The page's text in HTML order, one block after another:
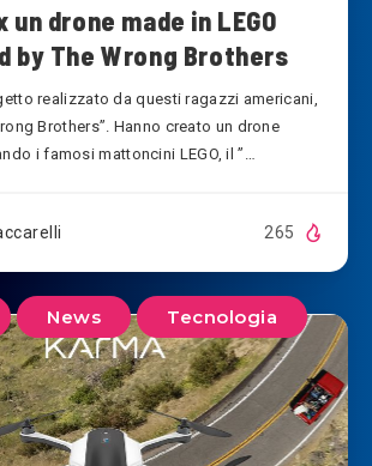
un drone made in LEGO
by The Wrong Brothers
realizzato da questi ragazzi americani,
Brothers”. Hanno creato un drone
i famosi mattoncini LEGO, il ”…
265
News Tecnologia